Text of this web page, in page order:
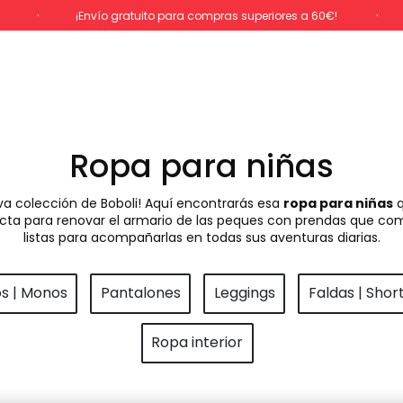
¡Envío gratuito para compras superiores a 60€!
Ropa para niñas
colección de Boboli! Aquí encontrarás esa ropa para niñas
para renovar el armario de las peques con prendas que
listas para acompañarlas en todas sus aventuras diarias.
| Monos Pantalones Leggings Faldas |
Ropa interior